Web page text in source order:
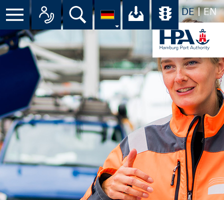
DE EN
Suche Ihr Download-